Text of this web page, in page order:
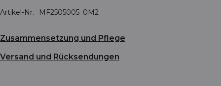
Artikel-Nr.
MF2505005_0M2
Zusammensetzung und Pflege
Versand und Rücksendungen